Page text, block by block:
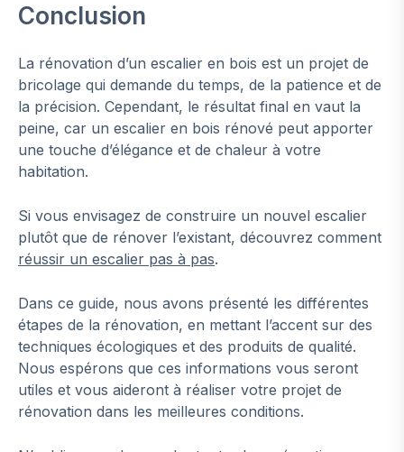
Conclusion
La rénovation d’un escalier en bois est un projet de
bricolage qui demande du temps, de la patience et de
la précision. Cependant, le résultat final en vaut la
peine, car un escalier en bois rénové peut apporter
une touche d’élégance et de chaleur à votre
habitation.
Si vous envisagez de construire un nouvel escalier
plutôt que de rénover l’existant, découvrez comment
réussir un escalier pas à pas.
Dans ce guide, nous avons présenté les différentes
étapes de la rénovation, en mettant l’accent sur des
techniques écologiques et des produits de qualité.
Nous espérons que ces informations vous seront
utiles et vous aideront à réaliser votre projet de
rénovation dans les meilleures conditions.